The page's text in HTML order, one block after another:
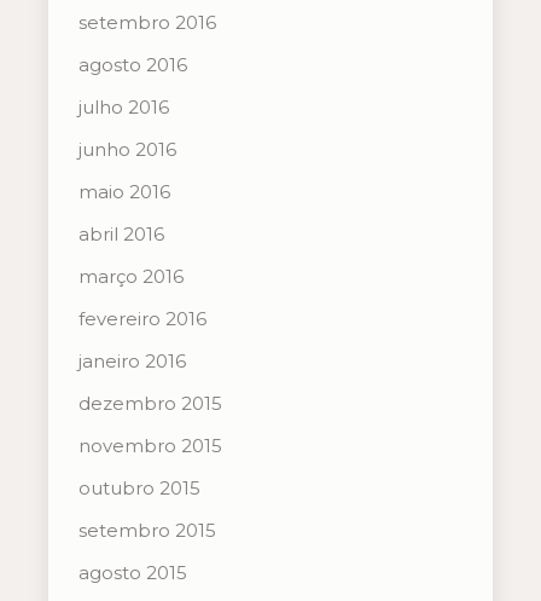
setembro 2016
agosto 2016
julho 2016
junho 2016
maio 2016
abril 2016
março 2016
fevereiro 2016
janeiro 2016
dezembro 2015
novembro 2015
outubro 2015
setembro 2015
agosto 2015